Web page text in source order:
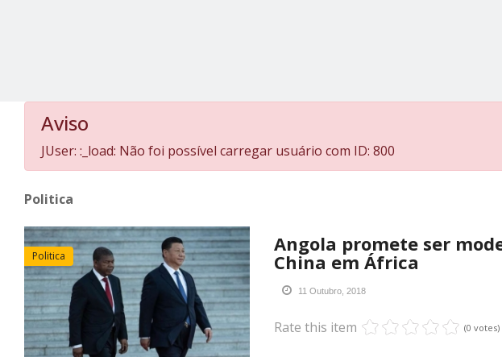
Aviso
JUser: :_load: Não foi possível carregar usuário com ID: 800
Politica
Politica
Angola promete ser
China em África
11 Outubro, 2018
Rate this item (0 votes)